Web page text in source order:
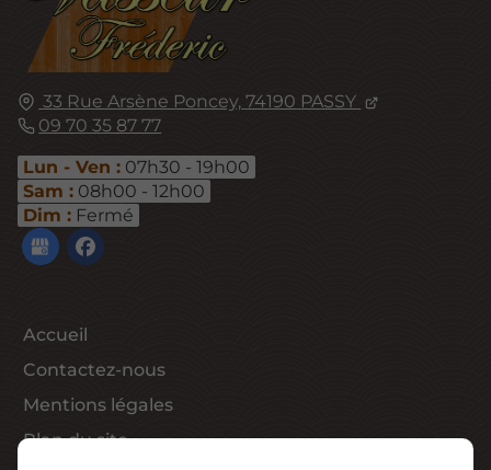
33 Rue Arsène Poncey, 74190 PASSY
09 70 35 87 77
Lun - Ven : 07h30 - 19h00
Sam : 08h00 - 12h00
Dim : Fermé
Accueil
Contactez-nous
Mentions légales
Plan du site